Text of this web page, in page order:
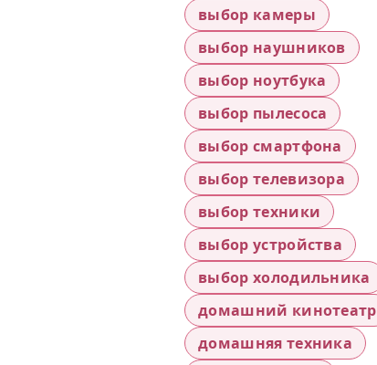
выбор камеры
выбор наушников
выбор ноутбука
выбор пылесоса
выбор смартфона
выбор телевизора
выбор техники
выбор устройства
выбор холодильника
домашний кинотеатр
домашняя техника